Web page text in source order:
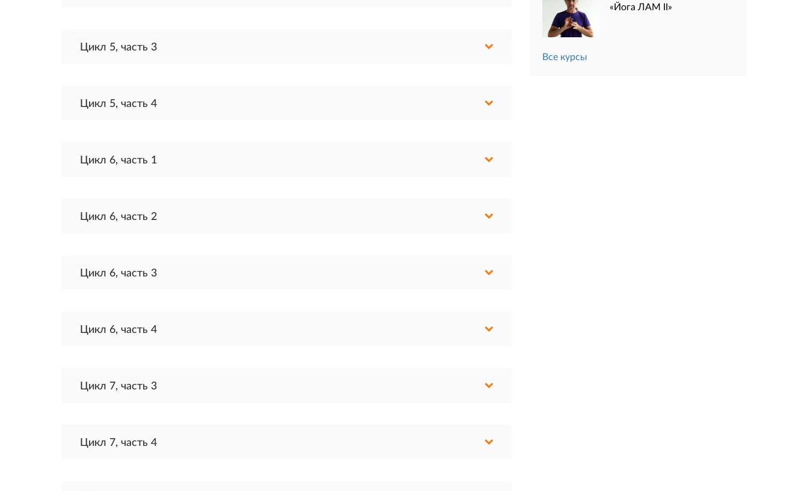
Цикл 5, часть 3
Цикл 5, часть 4
Цикл 6, часть 1
Цикл 6, часть 2
Цикл 6, часть 3
Цикл 6, часть 4
Цикл 7, часть 3
Цикл 7, часть 4
«Йога ЛАМ II»
Все курсы